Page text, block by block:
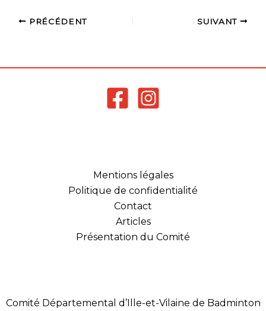
Conseillère Emploi
l’offre de services de
PRÉCÉDENT SUIVANT
Mentions légales
Politique de confidentialité
Contact
Articles
Présentation du Comité
Comité Départemental d’Ille-et-Vilaine de Badminton